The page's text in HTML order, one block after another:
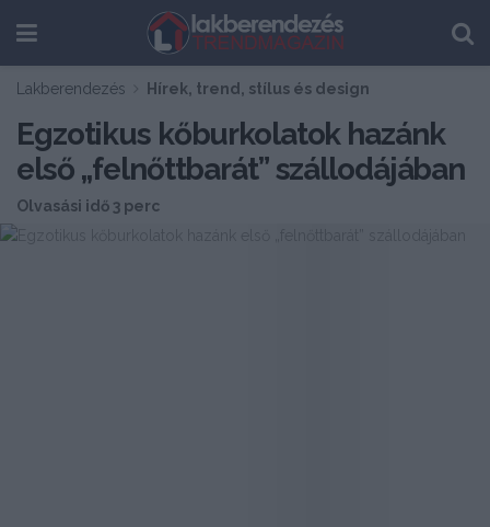
Lakberendezés Hírek, trend, stílus és design
Egzotikus kőburkolatok hazánk
első „felnőttbarát” szállodájában
Olvasási idő 3 perc